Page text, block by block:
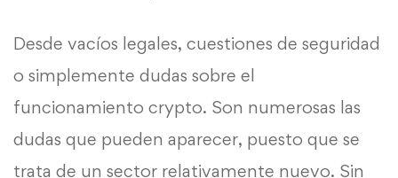
Desde vacíos legales, cuestiones de seguridad
o simplemente dudas sobre el
funcionamiento crypto. Son numerosas las
dudas que pueden aparecer, puesto que se
trata de un sector relativamente nuevo. Sin